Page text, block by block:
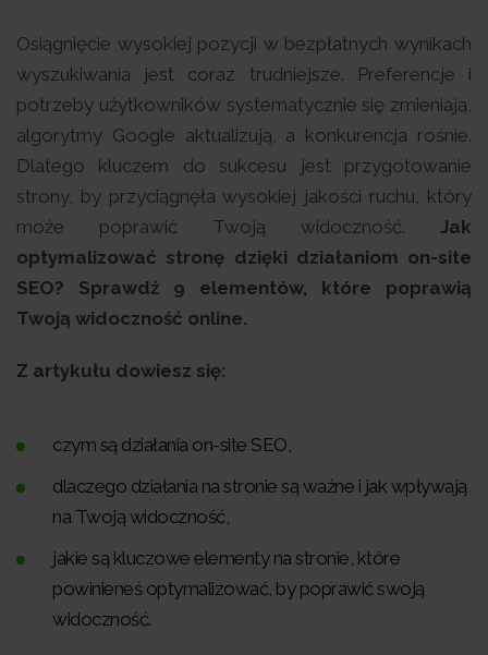
Osiągnięcie wysokiej pozycji w bezpłatnych wynikach
wyszukiwania jest coraz trudniejsze. Preferencje i
potrzeby użytkowników systematycznie się zmieniają,
algorytmy Google aktualizują, a konkurencja rośnie.
Dlatego kluczem do sukcesu jest przygotowanie
strony, by przyciągnęła wysokiej jakości ruchu, który
może poprawić Twoją widoczność. Jak
optymalizować stronę dzięki działaniom on-site
SEO? Sprawdź 9 elementów, które poprawią
Twoją widoczność online.
Z artykułu dowiesz się:
czym są działania on-site SEO,
dlaczego działania na stronie są ważne i jak wpływają
na Twoją widoczność,
jakie są kluczowe elementy na stronie, które
powinieneś optymalizować, by poprawić swoją
widoczność.